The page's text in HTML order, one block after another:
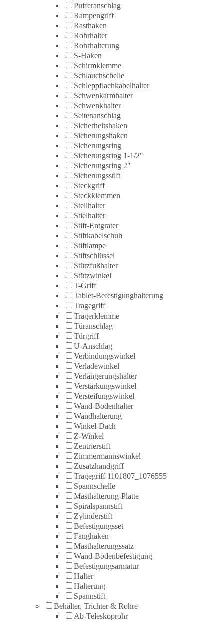
Pufferanschlag
Rampengriff
Rasthaken
Rohrhalter
Rohrhalterung
S-Haken
Schirmklemme
Schlauchschelle
Schleppflachkabelhalter
Schwenkarmhalter
Schwenkhalter
Seitenanschlag
Sicherheitshaken
Sicherungshaken
Sicherungsring
Sicherungsring 1-1/2"
Sicherungsring 2"
Sicherungsstift
Steckgriff
Steckklemmen
Stellhalter
Stielhalter
Stift-Entgrater
Stiftkabelschuh
Stiftlampe
Stiftschlüssel
Stützfußhalter
Stützwinkel
T-Griff
Tablet-Befestigunghalterung
Tragegriff
Trägerklemme
Türanschlag
Türgriff
U-Anschlag
Verbindungswinkel
Verladewinkel
Verlängerungshalter
Verstärkungswinkel
Versteifungswinkel
Wand-Bodenhalter
Wandhalterung
Winkel-Dach
Z-Winkel
Zentrierstift
Zimmermannswinkel
Zusatzhandgriff
Tragegriff 1101807_1076555
Spannschelle
Masthalterung-Platte
Spiralspannstift
Zylinderstift
Befestigungsset
Fanghaken
Masthalterungssatz
Wand-Bodenbefestigung
Befestigungsarmatur
Halter
Halterung
Spannstift
Behälter, Trichter & Rohre
Ab-Teleskoprohr